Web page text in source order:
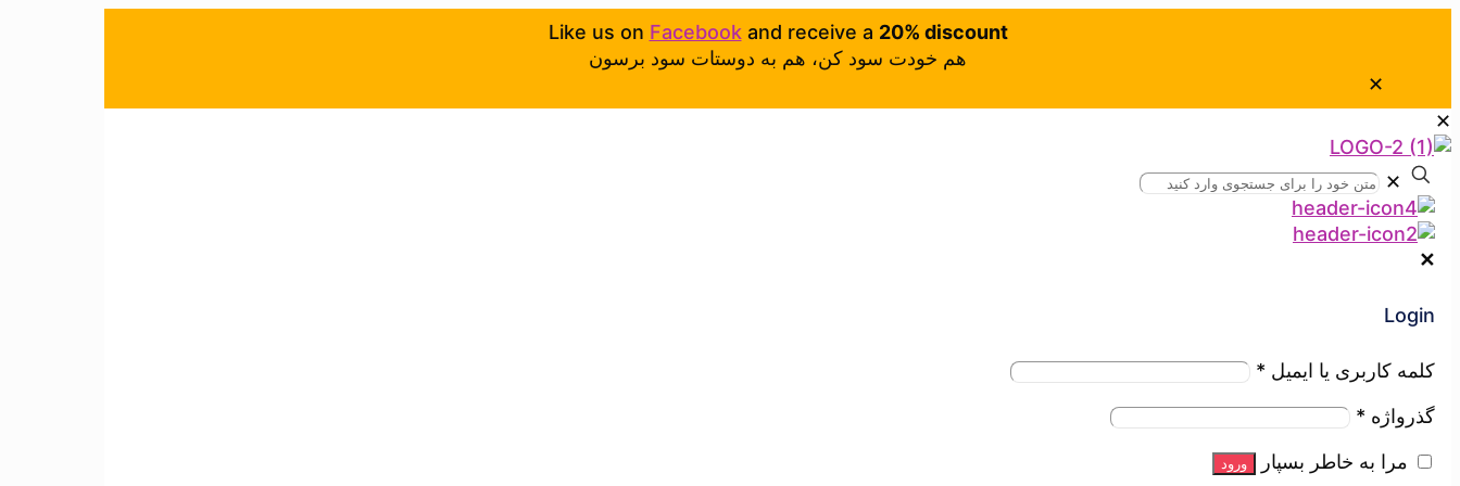
Like us on Facebookand receive a 20% discount
هم خودت سود کن، هم به دوستات سود برسون
✕
✕
✕
✕
Login
کلمه کاربری یا ایمیل *
گذرواژه *
مرا به خاطر بسپار
ورود